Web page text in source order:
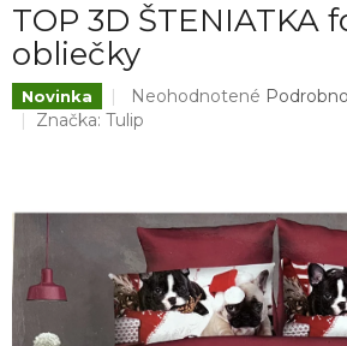
TOP 3D ŠTENIATKA
obliečky
Novinka
Priemerné
hodnotenie
z
5
hviezdičiek.
Neohodnotené
Značka: Tulip